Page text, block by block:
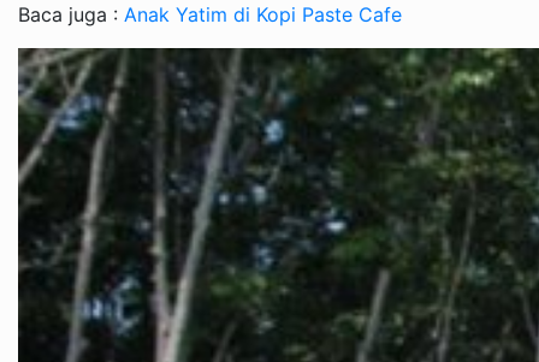
Baca juga : Anak Yatim di Kopi Paste Cafe